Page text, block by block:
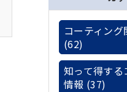
コーティン
(62)
知って得す
情報 (37)